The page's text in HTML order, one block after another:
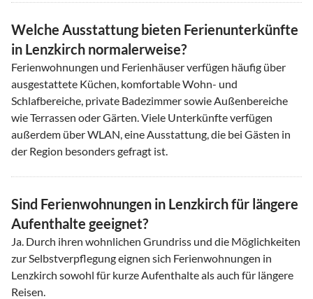
Welche Ausstattung bieten Ferienunterkünfte
in Lenzkirch normalerweise?
Ferienwohnungen und Ferienhäuser verfügen häufig über
ausgestattete Küchen, komfortable Wohn- und
Schlafbereiche, private Badezimmer sowie Außenbereiche
wie Terrassen oder Gärten. Viele Unterkünfte verfügen
außerdem über WLAN, eine Ausstattung, die bei Gästen in
der Region besonders gefragt ist.
Sind Ferienwohnungen in Lenzkirch für längere
Aufenthalte geeignet?
Ja. Durch ihren wohnlichen Grundriss und die Möglichkeiten
zur Selbstverpflegung eignen sich Ferienwohnungen in
Lenzkirch sowohl für kurze Aufenthalte als auch für längere
Reisen.